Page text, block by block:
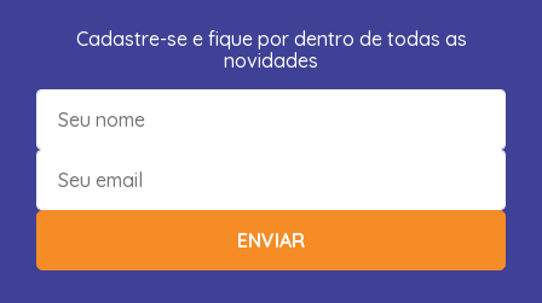
Cadastre-se e fique por dentro de todas as
novidades
ENVIAR